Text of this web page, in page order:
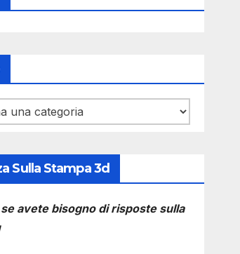
Sulla Stampa 3d
avete bisogno di risposte sulla